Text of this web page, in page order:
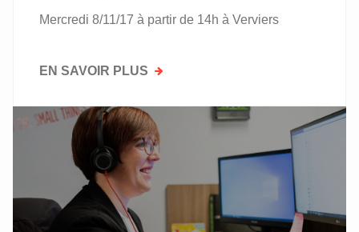
Mercredi 8/11/17 à partir de 14h à Verviers
EN SAVOIR PLUS SUR
À
LA
5IÈME
RÉUNION
DE
PLATEFORME